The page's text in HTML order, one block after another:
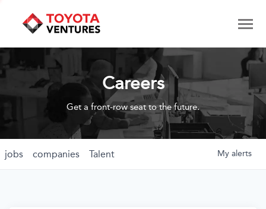
Careers
Get a front-row seat to the future.
jobs companies Talent My alerts